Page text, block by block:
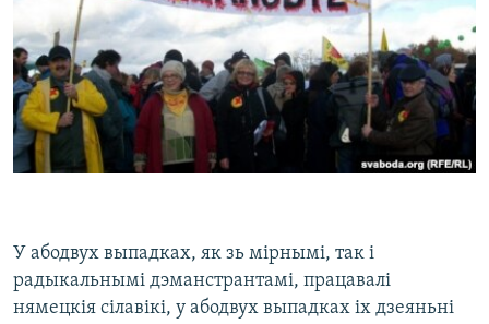
У абодвух выпадках, як зь мірнымі, так і
радыкальнымі дэманстрантамі, працавалі
нямецкія сілавікі, у абодвух выпадках іх дзеяньні